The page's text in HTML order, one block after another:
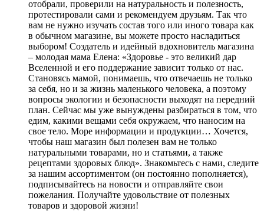
отобрали, проверили на натуральность и полезность,
протестировали сами и рекомендуем друзьям. Так что
вам не нужно изучать состав того или иного товара как
в обычном магазине, вы можете просто насладиться
выбором! Создатель и идейный вдохновитель магазина
– молодая мама Елена: «Здоровье - это великий дар
Вселенной и его поддержание зависит только от нас.
Становясь мамой, понимаешь, что отвечаешь не только
за себя, но и за жизнь маленького человека, а поэтому
вопросы экологии и безопасности выходят на передний
план. Сейчас мы уже вынуждены разбираться в том, что
едим, какими вещами себя окружаем, что наносим на
свое тело. Море информации и продукции… Хочется,
чтобы наш магазин был полезен вам не только
натуральными товарами, но и статьями, а также
рецептами здоровых блюд». Знакомьтесь с нами, следите
за нашим ассортиментом (он постоянно пополняется),
подписывайтесь на новости и отправляйте свои
пожелания. Получайте удовольствие от полезных
товаров и здоровой жизни!